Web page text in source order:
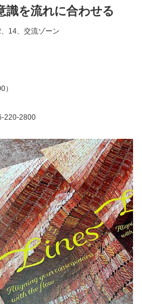
を流れに合わせる
14、交流ゾーン
）
220-2800